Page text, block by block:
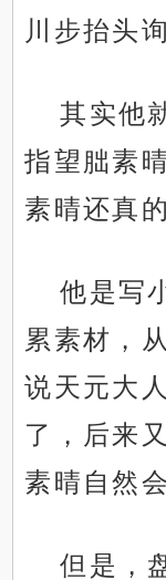
川步抬头
其实他
指望朏素
素晴还真
他是写
累素材，
说天元大
了，后来
素晴自然
但是，